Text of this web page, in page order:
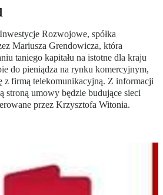
Rozwojowe, spółka
Mariusza Grendowicza, która
taniego kapitału na istotne dla kraju
do pieniądza na rynku komercyjnym,
z firmą telekomunikacyjną. Z informacji
stroną umowy będzie budujące sieci
przez Krzysztofa Witonia.